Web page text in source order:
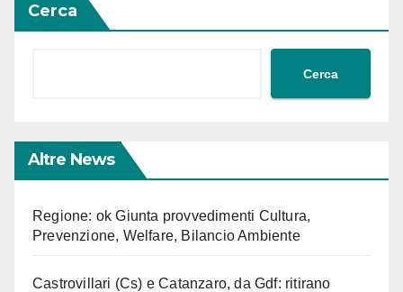
Cerca
Cerca
Altre News
Regione: ok Giunta provvedimenti Cultura,
Prevenzione, Welfare, Bilancio Ambiente
Castrovillari (Cs) e Catanzaro, da Gdf: ritirano